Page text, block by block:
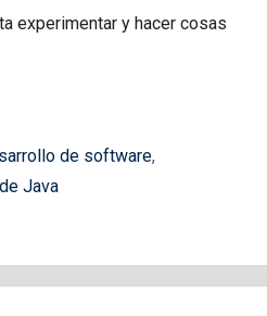
experimentar y hacer cosas
de software,
Java